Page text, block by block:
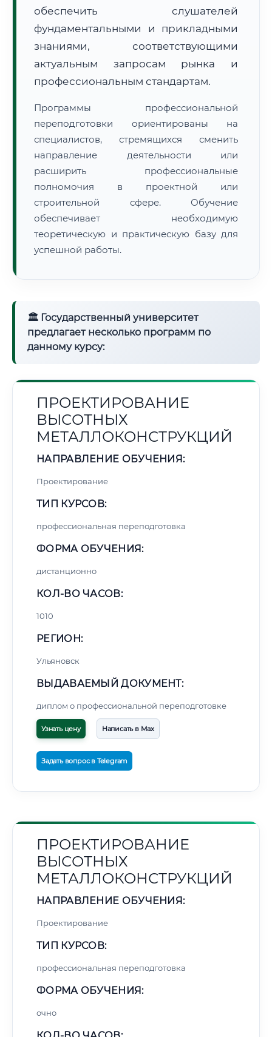
Расчет логистики оригиналов:
• Маршрут транзита:~2 199 км
• Экспресс-доставка СДЭК / Почтой:3–5 рабочих дней
📜 Документы и аккредитация
🔍Нажмите на документ для увеличения и просмотра
обеспечить слушателей
фундаментальными и прикладными
знаниями, соответствующими
актуальным запросам рынка и
профессиональным стандартам.
Программы профессиональной
переподготовки ориентированы на
специалистов, стремящихся сменить
направление деятельности или
расширить профессиональные
полномочия в проектной или
строительной сфере. Обучение
обеспечивает необходимую
теоретическую и практическую базу для
успешной работы.
🏛 Государственный университет
предлагает несколько программ по
данному курсу:
ПРОЕКТИРОВАНИЕ
ВЫСОТНЫХ
МЕТАЛЛОКОНСТРУКЦИЙ
НАПРАВЛЕНИЕ ОБУЧЕНИЯ:
Проектирование
ТИП КУРСОВ:
профессиональная переподготовка
ФОРМА ОБУЧЕНИЯ:
дистанционно
КОЛ-ВО ЧАСОВ:
1010
РЕГИОН:
Ульяновск
ВЫДАВАЕМЫЙ ДОКУМЕНТ:
диплом о профессиональной переподготовке
Узнать цену Написать в Max
Задать вопрос в Telegram
ПРОЕКТИРОВАНИЕ
ВЫСОТНЫХ
МЕТАЛЛОКОНСТРУКЦИЙ
НАПРАВЛЕНИЕ ОБУЧЕНИЯ:
Проектирование
ТИП КУРСОВ:
профессиональная переподготовка
ФОРМА ОБУЧЕНИЯ:
очно